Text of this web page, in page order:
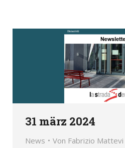
31 märz 2024
News Von Fabrizio Mattevi